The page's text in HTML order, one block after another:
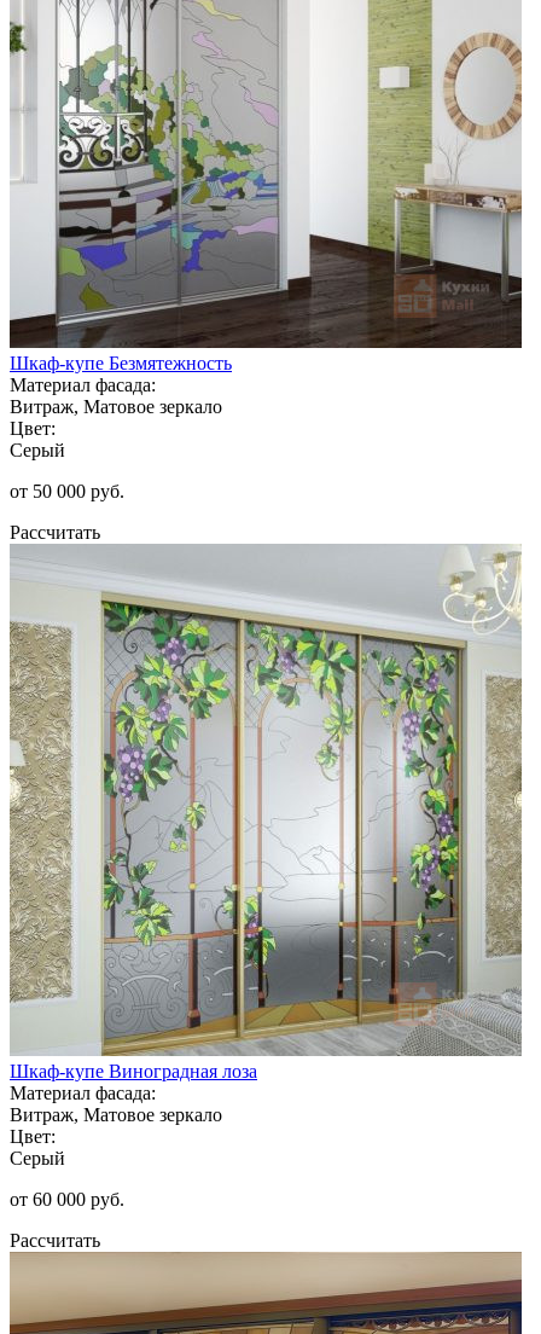
Шкаф-купе Безмятежность
Материал фасада:
Витраж, Матовое зеркало
Цвет:
Серый
от 50 000 руб.
Рассчитать
Шкаф-купе Виноградная лоза
Материал фасада:
Витраж, Матовое зеркало
Цвет:
Серый
от 60 000 руб.
Рассчитать